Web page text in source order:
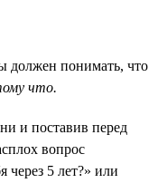
должен понимать, что
что.
и поставив перед
вопрос
через 5 лет?» или